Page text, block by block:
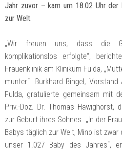
Jahr zuvor – kam um 18.02 Uhr der
zur Welt.
„Wir freuen uns, dass die
komplikationslos erfolgte“,
Frauenklinik am Klinikum Fulda,
munter“. Burkhard Bingel,
Fulda, gratulierte gemeinsam mit
Priv.-Doz. Dr. Thomas Hawighorst,
zur Geburt ihres Sohnes. „In der
Babys täglich zur Welt, Mino ist
unser 1.027 Baby des Jahres“,